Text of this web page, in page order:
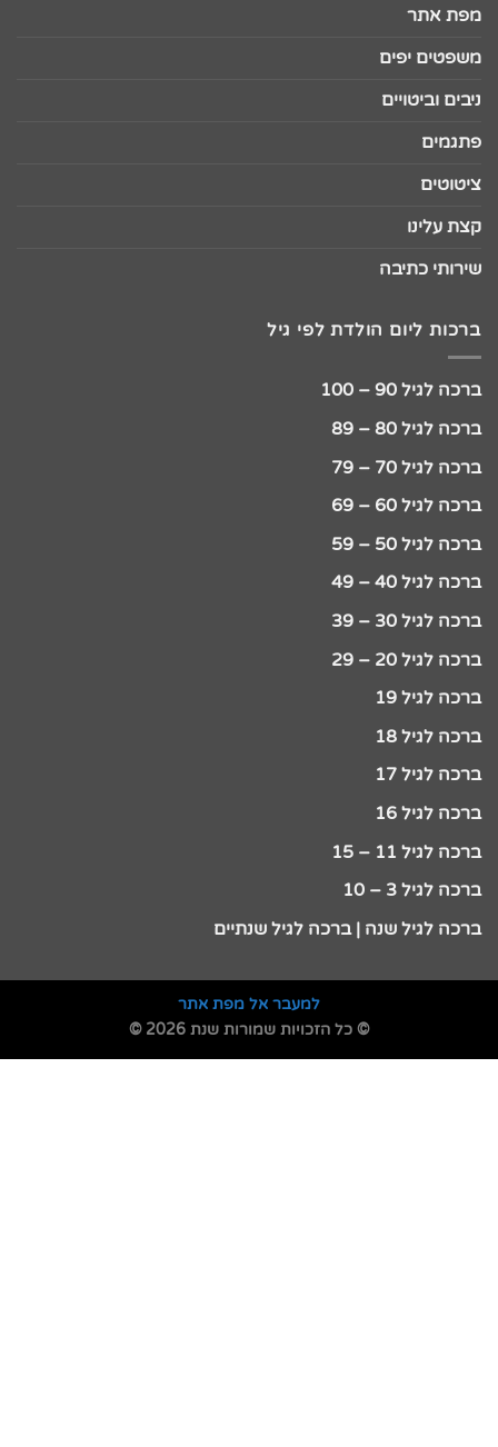
מפת אתר
משפטים יפים
ניבים וביטויים
פתגמים
ציטוטים
קצת עלינו
שירותי כתיבה
ברכות ליום הולדת לפי גיל
ברכה לגיל 90 – 100
ברכה לגיל 80 – 89
ברכה לגיל 70 – 79
ברכה לגיל 60 – 69
ברכה לגיל 50 – 59
ברכה לגיל 40 – 49
ברכה לגיל 30 – 39
ברכה לגיל 20 – 29
ברכה לגיל 19
ברכה לגיל 18
ברכה לגיל 17
ברכה לגיל 16
ברכה לגיל 11 – 15
ברכה לגיל 3 – 10
ברכה לגיל שנה | ברכה לגיל שנתיים
למעבר אל מפת אתר
© כל הזכויות שמורות שנת 2026 ©